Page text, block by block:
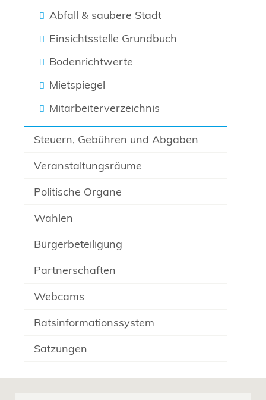
Abfall & saubere Stadt
Einsichtsstelle Grundbuch
Bodenrichtwerte
Mietspiegel
Mitarbeiterverzeichnis
Steuern, Gebühren und Abgaben
Veranstaltungsräume
Politische Organe
Wahlen
Bürgerbeteiligung
Partnerschaften
Webcams
Ratsinformationssystem
Satzungen